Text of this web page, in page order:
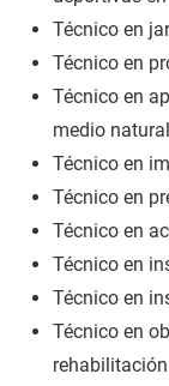
Técnico en
Técnico en
Técnico en
medio natural
Técnico en
Técnico en
Técnico en
Técnico en
Técnico en
Técnico en
rehabilitación